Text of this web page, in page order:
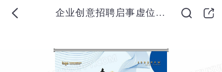
企业创意招聘启事虚位以待招人才招聘易拉宝